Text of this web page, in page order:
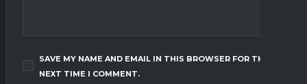
SAVE MY NAME AND EMAIL IN THIS BROWSER FOR THE
NEXT TIME I COMMENT.